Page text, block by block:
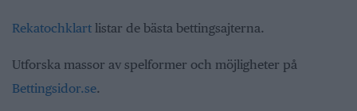
Rekatochklart listar de bästa bettingsajterna.
Utforska massor av spelformer och möjligheter på
Bettingsidor.se.